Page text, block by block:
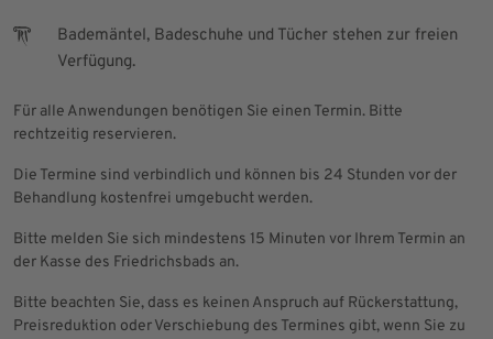
Bademäntel, Badeschuhe und Tücher stehen zur freien
Verfügung.
Für alle Anwendungen benötigen Sie einen Termin. Bitte
rechtzeitig reservieren.
Die Termine sind verbindlich und können bis 24 Stunden vor der
Behandlung kostenfrei umgebucht werden.
Bitte melden Sie sich mindestens 15 Minuten vor Ihrem Termin an
der Kasse des Friedrichsbads an.
Bitte beachten Sie, dass es keinen Anspruch auf Rückerstattung,
Preisreduktion oder Verschiebung des Termines gibt, wenn Sie zu